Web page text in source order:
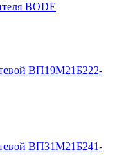
BODE
ВП19М21Б222-
ВП31М21Б241-